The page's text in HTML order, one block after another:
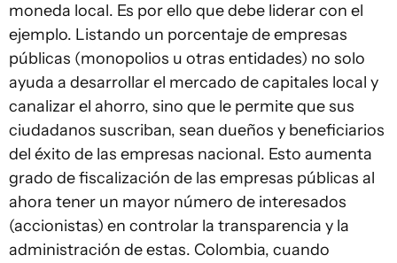
moneda local. Es por ello que debe liderar con el
ejemplo. Listando un porcentaje de empresas
públicas (monopolios u otras entidades) no solo
ayuda a desarrollar el mercado de capitales local y
canalizar el ahorro, sino que le permite que sus
ciudadanos suscriban, sean dueños y beneficiarios
del éxito de las empresas nacional. Esto aumenta
grado de fiscalización de las empresas públicas al
ahora tener un mayor número de interesados
(accionistas) en controlar la transparencia y la
administración de estas. Colombia, cuando